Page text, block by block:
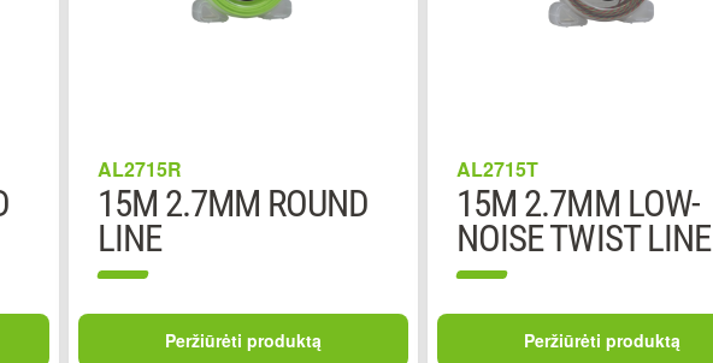
AL2715R
15M 2.7MM ROUND
LINE
Peržiūrėti produktą
AL2715T
15M 2.7MM LOW-
NOISE TWIST LINE
Peržiūrėti produktą